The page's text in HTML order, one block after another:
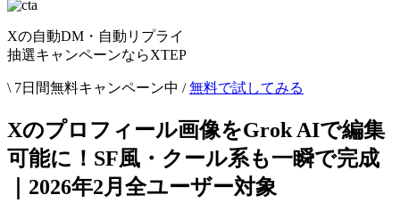
Xの自動DM・自動リプライ
抽選キャンペーンならXTEP
\ 7日間無料キャンペーン中 / 無料で試してみる
Xのプロフィール画像をGrok AIで編集
可能に！SF風・クール系も一瞬で完成
｜2026年2月全ユーザー対象